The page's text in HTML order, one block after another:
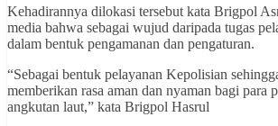
Kehadirannya dilokasi tersebut kata Brigpol
media bahwa sebagai wujud daripada tugas
dalam bentuk pengamanan dan pengaturan.
“Sebagai bentuk pelayanan Kepolisian
memberikan rasa aman dan nyaman bagi para
angkutan laut,” kata Brigpol Hasrul